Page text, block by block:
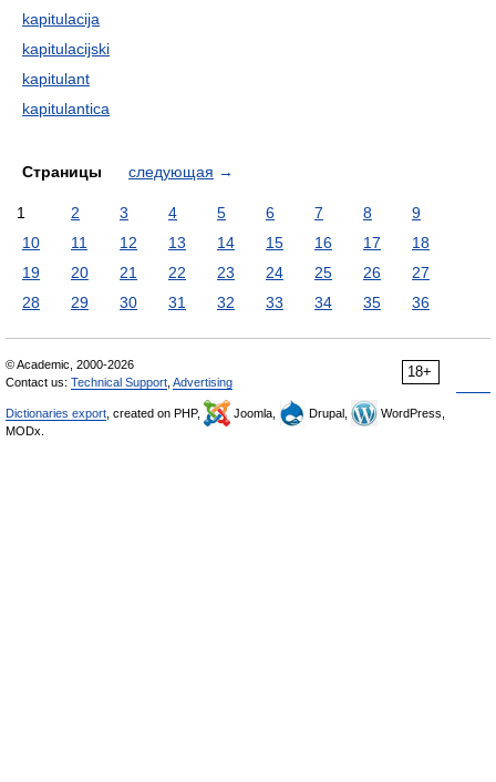
kapitulacija
kapitulacijski
kapitulant
kapitulantica
Страницы следующая →
1 2 3 4 5 6 7 8
9
10
11 12 13 14 15 16 17
18
19
20 21 22 23 24 25 26
27
28
29 30 31 32 33 34 35 36
18+
© Academic, 2000-2026
Contact us: Technical Support Advertising
Dictionaries export , created on PHP, Joomla, Drupal,
WordPress,
MODx.